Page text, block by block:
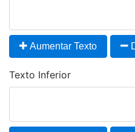
Aumentar Texto
Texto Inferior